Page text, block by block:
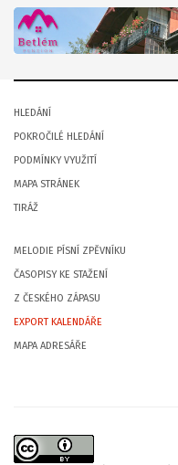
HLEDÁNÍ
POKROČILÉ HLEDÁNÍ
PODMÍNKY VYUŽITÍ
MAPA STRÁNEK
TIRÁŽ
MELODIE PÍSNÍ ZPĚVNÍKU
ČASOPISY KE STAŽENÍ
Z ČESKÉHO ZÁPASU
EXPORT KALENDÁŘE
MAPA ADRESÁŘE